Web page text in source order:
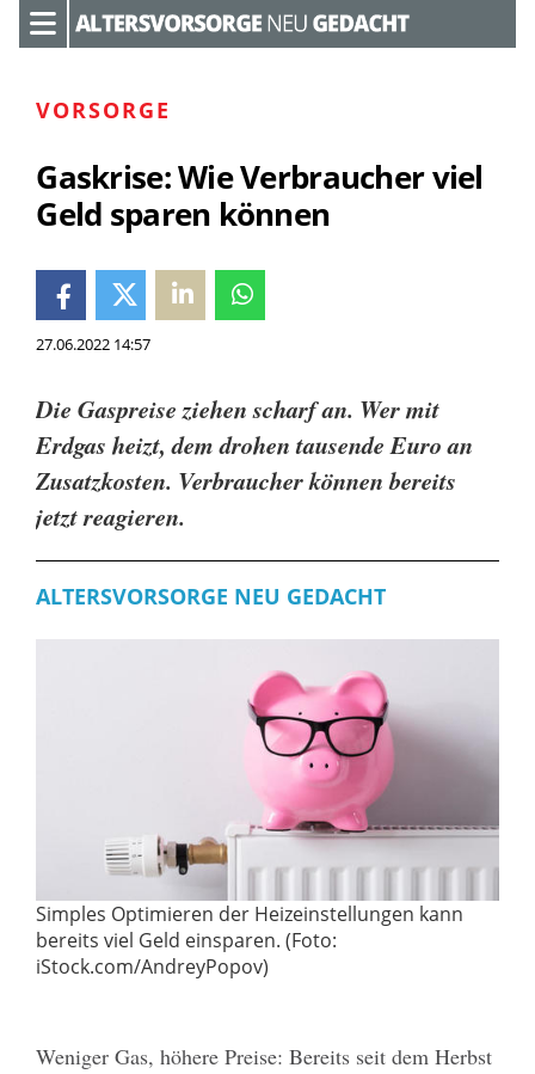
VORSORGE
Gaskrise: Wie Verbraucher viel
Geld sparen können
27.06.2022 14:57
Die Gaspreise ziehen scharf an. Wer mit
Erdgas heizt, dem drohen tausende Euro an
Zusatzkosten. Verbraucher können bereits
jetzt reagieren.
ALTERSVORSORGE NEU GEDACHT
Simples Optimieren der Heizeinstellungen kann
bereits viel Geld einsparen. (Foto:
iStock.com/AndreyPopov)
Weniger Gas, höhere Preise: Bereits seit dem Herbst